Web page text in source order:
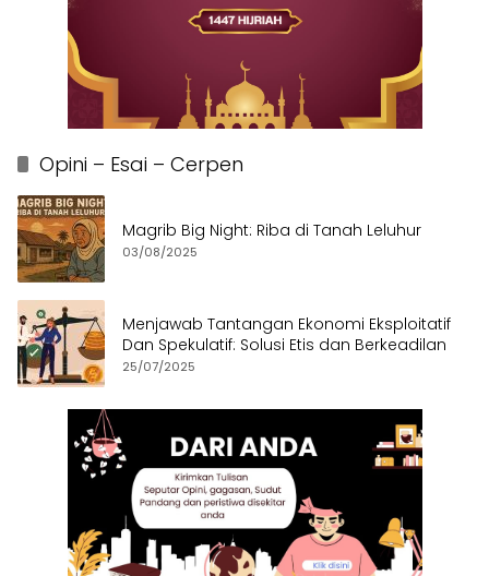
Opini – Esai – Cerpen
Magrib Big Night: Riba di Tanah Leluhur
03/08/2025
Menjawab Tantangan Ekonomi Eksploitatif
Dan Spekulatif: Solusi Etis dan Berkeadilan
25/07/2025